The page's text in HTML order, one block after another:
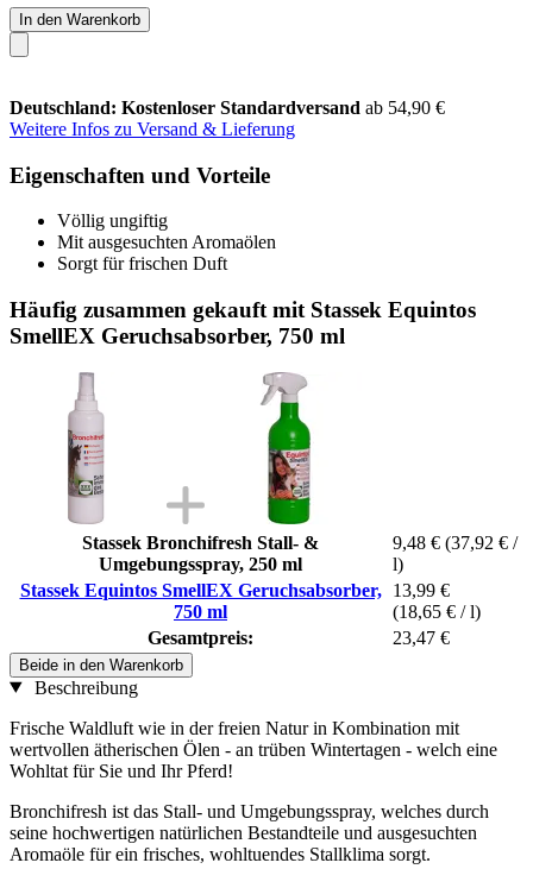
In den Warenkorb
Deutschland: Kostenloser Standardversand ab 54,90 €
Weitere Infos zu Versand & Lieferung
Eigenschaften und Vorteile
Völlig ungiftig
Mit ausgesuchten Aromaölen
Sorgt für frischen Duft
Häufig zusammen gekauft mit Stassek Equintos
SmellEX Geruchsabsorber, 750 ml
Stassek Bronchifresh Stall- &
Umgebungsspray, 250 ml
9,48 € (37,92 € /
l)
Stassek Equintos SmellEX Geruchsabsorber,
750 ml
13,99 €
(18,65 € / l)
Gesamtpreis:
23,47 €
Beide in den Warenkorb
Beschreibung
Frische Waldluft wie in der freien Natur in Kombination mit
wertvollen ätherischen Ölen - an trüben Wintertagen - welch eine
Wohltat für Sie und Ihr Pferd!
Bronchifresh ist das Stall- und Umgebungsspray, welches durch
seine hochwertigen natürlichen Bestandteile und ausgesuchten
Aromaöle für ein frisches, wohltuendes Stallklima sorgt.